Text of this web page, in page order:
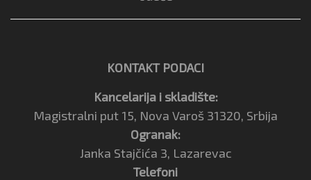
KONTAKT PODACI
Kancelarija i skladište:
Magistralni put 15, Nova Varoš 31320, Srbija
Ogranak:
Janka Stajčića 3, Lazarevac
Telefoni